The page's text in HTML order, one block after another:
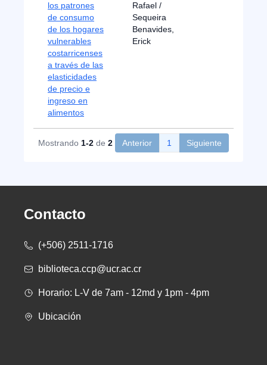
los patrones
de consumo
de los hogares
vulnerables
costarricenses
a través de las
elasticidades
de precio e
ingreso en
alimentos
Rafael /
Sequeira
Benavides,
Erick
Mostrando 1-2 de 2 Anterior 1 Siguiente
Contacto
(+506) 2511-1716
biblioteca.ccp@ucr.ac.cr
Horario: L-V de 7am - 12md y 1pm - 4pm
Ubicación